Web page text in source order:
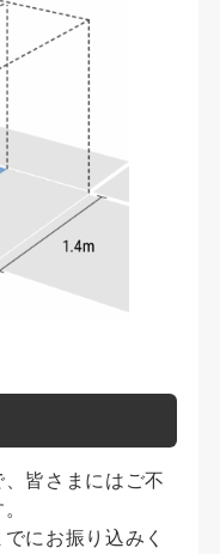
、皆さまにはご不
にお振り込みく